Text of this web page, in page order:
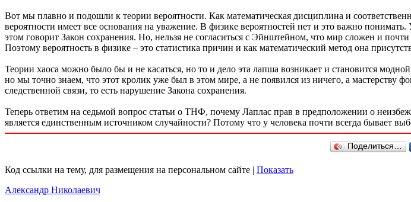
Вот мы плавно и подошли к теории вероятности. Как математическая дисциплина и
вероятности имеет все основания на уважение. В физике вероятностей нет и это важно
этом говорит Закон сохранения. Но, нельзя не согласиться с Эйнштейном, что мир сложен и
Поэтому вероятность в физике – это статистика причин и как математический метод она
Теории хаоса можно было бы и не касаться, но то и дело эта лапша возникает и становится
но мы точно знаем, что этот кролик уже был в этом мире, а не появился из ничего, а мастерству
следственной связи, то есть нарушение Закона сохранения.
Теперь ответим на седьмой вопрос статьи о ТНФ, почему Лаплас прав в предположении о
является единственным источником случайности? Потому что у человека почти всегда бывает
Поделиться…
Код ссылки на тему, для размещения на персональном сайте | Показать
Александр Николаевич